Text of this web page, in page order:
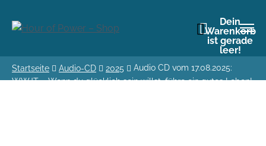
Dein
Warenkorb
ist gerade
leer!
Startseite Audio-CD 2025
Audio CD vom 17.08.2025:
WWJT – Wenn du glücklich sein willst, führe ein gutes Leben!